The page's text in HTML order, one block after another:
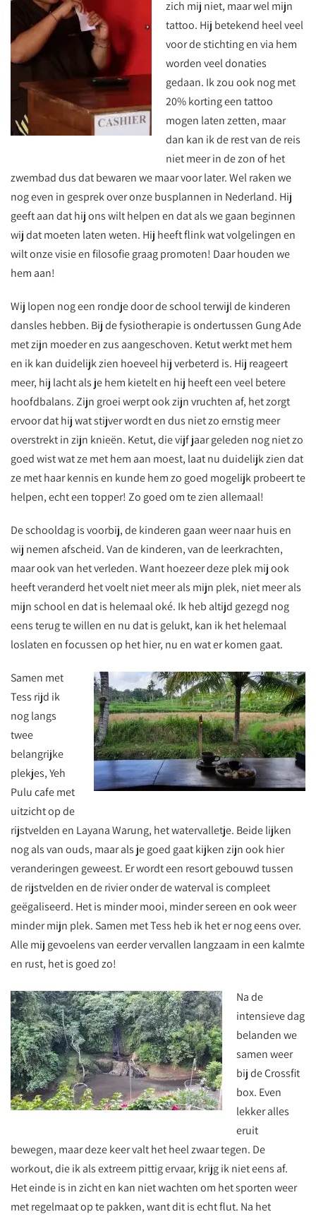
zich mij niet, maar wel mijn
tattoo. Hij betekend heel veel
voor de stichting en via hem
worden veel donaties
gedaan. Ik zou ook nog met
20% korting een tattoo
mogen laten zetten, maar
dan kan ik de rest van de reis
niet meer in de zon of het
zwembad dus dat bewaren we maar voor later. Wel raken we
nog even in gesprek over onze busplannen in Nederland. Hij
geeft aan dat hij ons wilt helpen en dat als we gaan beginnen
wij dat moeten laten weten. Hij heeft flink wat volgelingen en
wilt onze visie en filosofie graag promoten! Daar houden we
hem aan!
Wij lopen nog een rondje door de school terwijl de kinderen
dansles hebben. Bij de fysiotherapie is ondertussen Gung Ade
met zijn moeder en zus aangeschoven. Ketut werkt met hem
en ik kan duidelijk zien hoeveel hij verbeterd is. Hij reageert
meer, hij lacht als je hem kietelt en hij heeft een veel betere
hoofdbalans. Zijn groei werpt ook zijn vruchten af, het zorgt
ervoor dat hij wat stijver wordt en dus niet zo ernstig meer
overstrekt in zijn knieën. Ketut, die vijf jaar geleden nog niet zo
goed wist wat ze met hem aan moest, laat nu duidelijk zien dat
ze met haar kennis en kunde hem zo goed mogelijk probeert te
helpen, echt een topper! Zo goed om te zien allemaal!
De schooldag is voorbij, de kinderen gaan weer naar huis en
wij nemen afscheid. Van de kinderen, van de leerkrachten,
maar ook van het verleden. Want hoezeer deze plek mij ook
heeft veranderd het voelt niet meer als mijn plek, niet meer als
mijn school en dat is helemaal oké. Ik heb altijd gezegd nog
eens terug te willen en nu dat is gelukt, kan ik het helemaal
loslaten en focussen op het hier, nu en wat er komen gaat.
Samen met
Tess rijd ik
nog langs
twee
belangrijke
plekjes, Yeh
Pulu cafe met
uitzicht op de
rijstvelden en Layana Warung, het watervalletje. Beide lijken
nog als van ouds, maar als je goed gaat kijken zijn ook hier
veranderingen geweest. Er wordt een resort gebouwd tussen
de rijstvelden en de rivier onder de waterval is compleet
geëgaliseerd. Het is minder mooi, minder sereen en ook weer
minder mijn plek. Samen met Tess heb ik het er nog eens over.
Alle mij gevoelens van eerder vervallen langzaam in een kalmte
en rust, het is goed zo!
Na de
intensieve dag
belanden we
samen weer
bij de Crossfit
box. Even
lekker alles
eruit
bewegen, maar deze keer valt het heel zwaar tegen. De
workout, die ik als extreem pittig ervaar, krijg ik niet eens af.
Het einde is in zicht en kan niet wachten om het sporten weer
met regelmaat op te pakken, want dit is echt flut. Na het